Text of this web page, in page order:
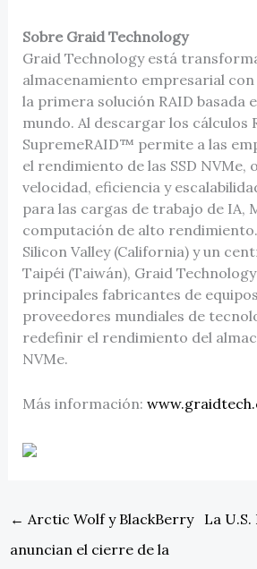
Sobre Graid Technology
Graid Technology está
almacenamiento empresarial
la primera solución RAID basada
mundo. Al descargar los cálculos
SupremeRAID™ permite a las
el rendimiento de las SSD NVMe,
velocidad, eficiencia y
para las cargas de trabajo de IA,
computación de alto
Silicon Valley (California) y un
Taipéi (Taiwán), Graid
principales fabricantes de
proveedores mundiales de
redefinir el rendimiento del
NVMe.
Más información:
← Arctic Wolf y BlackBerry
anuncian el cierre de la
La